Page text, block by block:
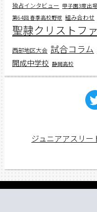
独占インタビュー 甲子園3度出
第64回 春季高校野球 組み合わせ
聖隷クリストフ
西部地区大会 試合コラム
開成中学校 静岡高校
ジュニアアスリー